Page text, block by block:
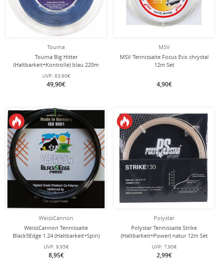
Tourna
Tourna Big Hitter
(Haltbarkeit+Kontrolle) blau 220m
Rolle
UVP: 83,90€
49,90€
MSV
MSV Tennissaite Focus Evo chrystal
12m Set
4,90€
WeissCannon
WeissCannon Tennissaite
Black5Edge 1.24 (Haltbarkeit+Spin)
schwarz 12m Set
UVP: 9,95€
8,95€
Polystar
Polystar Tennissaite Strike
(Haltbarkeit+Power) natur 12m Set
UVP: 7,90€
2,99€